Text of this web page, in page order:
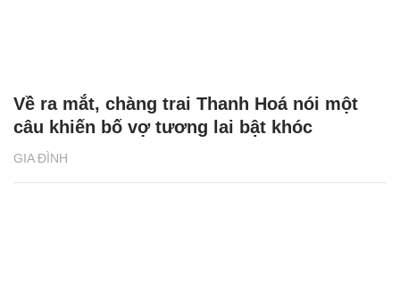
GIA ĐÌNH
Về ra mắt, chàng trai Thanh Hoá nói một
câu khiến bố vợ tương lai bật khóc